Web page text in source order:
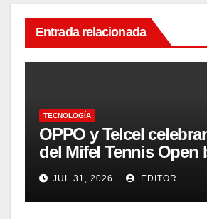
Entrada relacionada
TECNOLOGÍA
OPPO y Telcel
del Mifel Tennis Open
OPPO con innovación y
conectividad
JUL 31, 2026 EDITOR
Zenb